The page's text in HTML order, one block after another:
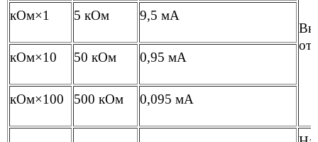
от
кОм×1 5 кОм 9,5 мА
кОм×10 50 кОм 0,95 мА
кОм×100 500 кОм 0,095 мА